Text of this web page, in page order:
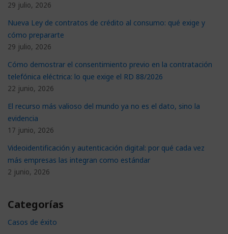
29 julio, 2026
Nueva Ley de contratos de crédito al consumo: qué exige y
cómo prepararte
29 julio, 2026
Cómo demostrar el consentimiento previo en la contratación
telefónica eléctrica: lo que exige el RD 88/2026
22 junio, 2026
El recurso más valioso del mundo ya no es el dato, sino la
evidencia
17 junio, 2026
Videoidentificación y autenticación digital: por qué cada vez
más empresas las integran como estándar
2 junio, 2026
Categorías
Casos de éxito